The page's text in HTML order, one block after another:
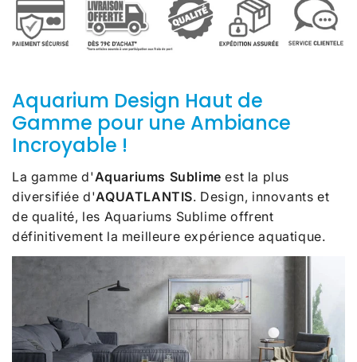
Aquarium Design Haut de
Gamme pour une Ambiance
Incroyable !
La gamme d'Aquariums Sublimeest la plus
diversifiée d'AQUATLANTIS. Design, innovants et
de qualité, les Aquariums Sublime offrent
définitivement la meilleure expérience aquatique.